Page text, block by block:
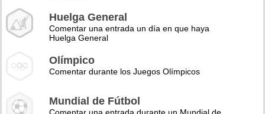
Huelga General
Comentar una entrada un día en que haya
Huelga General
Olímpico
Comentar durante los Juegos Olímpicos
Mundial de Fútbol